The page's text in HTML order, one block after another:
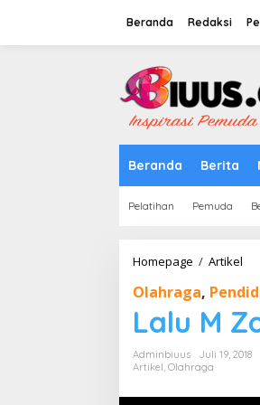
Beranda Redaksi
Beranda Berita
Pelatihan Pemuda
Homepage / Artikel
Olahraga,
Lalu M
Adminbiuus
Juli 19, 2018
Artikel, Olahraga